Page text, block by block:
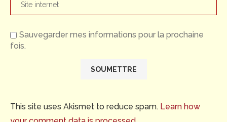
Sauvegarder mes informations pour la prochaine
fois.
This site uses Akismet to reduce spam. Learn how